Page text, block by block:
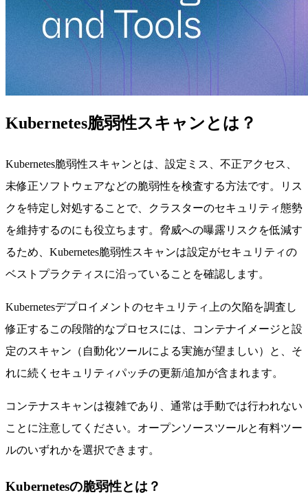
Kubernetes脆弱性スキャンとは？
Kubernetes脆弱性スキャンとは、設定ミス、不正アクセス、
未修正ソフトウェアなどの脆弱性を検査する方法です。リス
クを特定し対処することで、クラスターのセキュリティ態勢
を維持するのにも役立ちます。脅威への曝露リスクを低減す
るため、Kubernetes脆弱性スキャンは設定がセキュリティの
ベストプラクティスに沿っていることを確認します。
Kubernetesデプロイメントのセキュリティ上の欠陥を調査し
修正するこの段階的なプロセスには、コンテナイメージと設
定のスキャン（自動化ツールによる実施が望ましい）と、そ
れに続くセキュリティパッチの更新/追加が含まれます。
コンテナスキャンは複雑であり、通常は手動では行われない
ことに注意してください。オープンソースツールと有料ツー
ルのいずれかを選択できます。
Kubernetesの脆弱性とは？